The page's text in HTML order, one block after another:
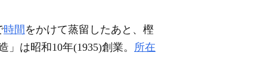
時間 をかけて蒸留したあと、樫
」は昭和10年(1935)創業。 所在